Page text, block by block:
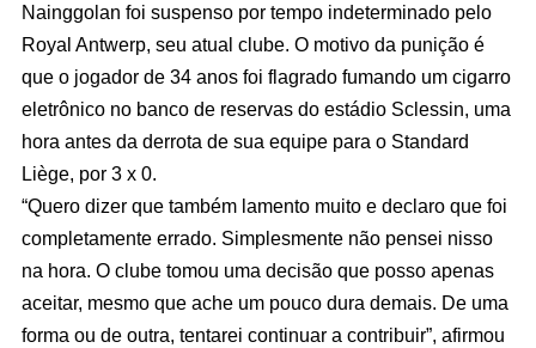
Nainggolan foi suspenso por tempo indeterminado pelo
Royal Antwerp, seu atual clube. O motivo da punição é
que o jogador de 34 anos foi flagrado fumando um cigarro
eletrônico no banco de reservas do estádio Sclessin, uma
hora antes da derrota de sua equipe para o Standard
Liège, por 3 x 0.
“Quero dizer que também lamento muito e declaro que foi
completamente errado. Simplesmente não pensei nisso
na hora. O clube tomou uma decisão que posso apenas
aceitar, mesmo que ache um pouco dura demais. De uma
forma ou de outra, tentarei continuar a contribuir”, afirmou